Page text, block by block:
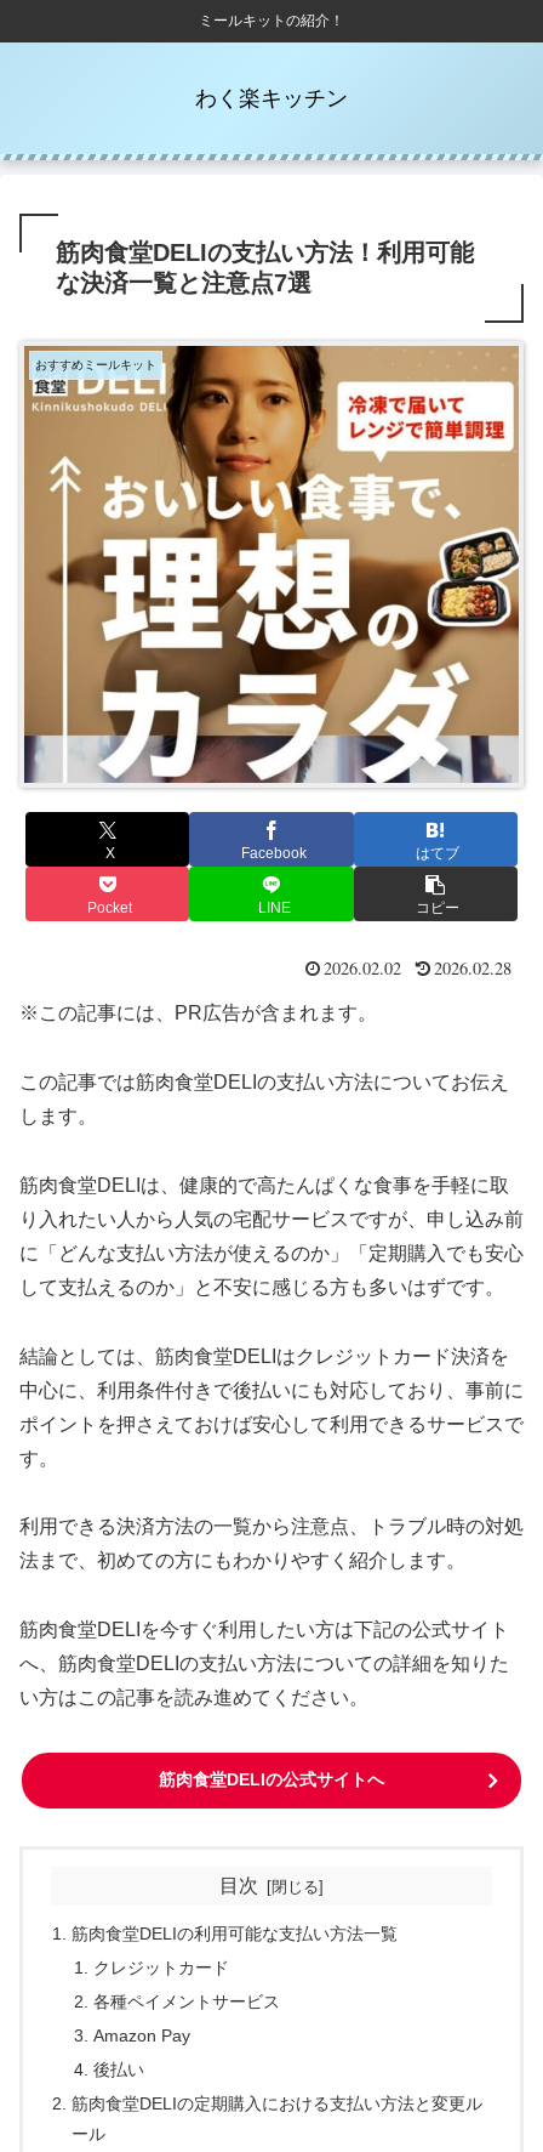
ミールキットの紹介！
わく楽キッチン
筋肉食堂DELIの支払い方法！利用可能
な決済一覧と注意点7選
おすすめミールキット
X Facebook はてブ
Pocket LINE コピー
2026.02.02 2026.02.28
※この記事には、PR広告が含まれます。
この記事では筋肉食堂DELIの支払い方法についてお伝え
します。
筋肉食堂DELIは、健康的で高たんぱくな食事を手軽に取
り入れたい人から人気の宅配サービスですが、申し込み前
に「どんな支払い方法が使えるのか」「定期購入でも安心
して支払えるのか」と不安に感じる方も多いはずです。
結論としては、筋肉食堂DELIはクレジットカード決済を
中心に、利用条件付きで後払いにも対応しており、事前に
ポイントを押さえておけば安心して利用できるサービスで
す。
利用できる決済方法の一覧から注意点、トラブル時の対処
法まで、初めての方にもわかりやすく紹介します。
筋肉食堂DELIを今すぐ利用したい方は下記の公式サイト
へ、筋肉食堂DELIの支払い方法についての詳細を知りた
い方はこの記事を読み進めてください。
筋肉食堂DELIの公式サイトへ
目次
筋肉食堂DELIの利用可能な支払い方法一覧
クレジットカード
各種ペイメントサービス
Amazon Pay
後払い
筋肉食堂DELIの定期購入における支払い方法と変更ル
ール